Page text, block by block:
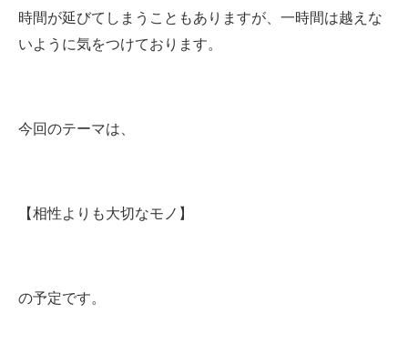
時間が延びてしまうこともありますが、一時間は越えな
いように気をつけております。
今回のテーマは、
【相性よりも大切なモノ】
の予定です。